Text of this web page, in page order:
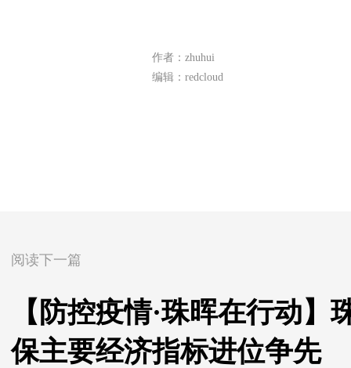
作者：zhuhui
编辑：redcloud
阅读下一篇
【防控疫情·珠晖在行动
保主要经济指标进位争先